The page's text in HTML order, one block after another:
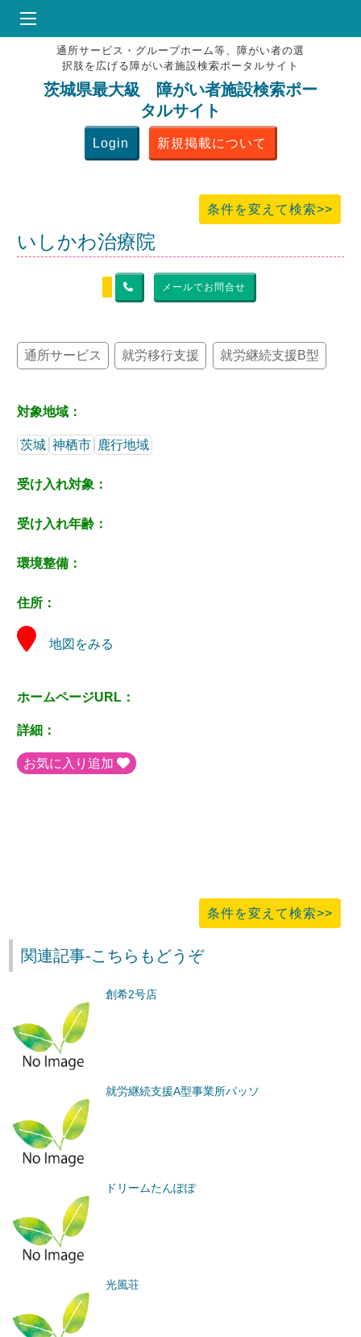
HOME
♥お気にりブックマーク
掲載会員MENU
よくある質問
通所サービス・グループホーム等、障がい者の選
択肢を広げる障がい者施設検索ポータルサイト
茨城県最大級 障がい者施設検索ポー
タルサイト
Login 新規掲載について
条件を変えて検索>>
いしかわ治療院
メールでお問合せ
通所サービス 就労移行支援 就労継続支援B型
対象地域：
茨城 神栖市 鹿行地域
受け入れ対象：
受け入れ年齢：
環境整備：
住所：
地図をみる
ホームページURL：
詳細：
お気に入り追加
条件を変えて検索>>
関連記事-こちらもどうぞ
創希2号店
就労継続支援A型事業所パッソ
ドリームたんぽぽ
光風荘